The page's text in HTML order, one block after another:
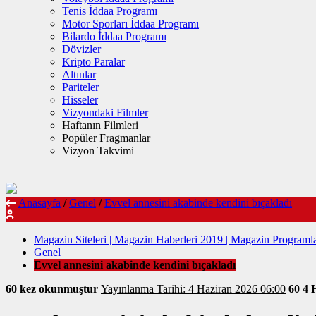
Tenis İddaa Programı
Motor Sporları İddaa Programı
Bilardo İddaa Programı
Dövizler
Kripto Paralar
Altınlar
Pariteler
Hisseler
Vizyondaki Filmler
Haftanın Filmleri
Popüler Fragmanlar
Vizyon Takvimi
Anasayfa / Genel / Evvel annesini akabinde kendini bıçakladı
Magazin Siteleri | Magazin Haberleri 2019 | Magazin
Genel
Evvel annesini akabinde kendini bıçakladı
60 kez okunmuştur
Yayınlanma Tarihi: 4 Haziran 2026 06:00 60 4